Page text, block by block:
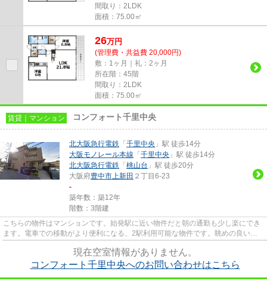
間取り：2LDK
面積：75.00㎡
26万円
(管理費・共益費 20,000円)
敷：1ヶ月｜礼：2ヶ月
所在階：45階
間取り：2LDK
面積：75.00㎡
賃貸｜マンション コンフォート千里中央
北大阪急行電鉄 「 千里中央 」駅 徒歩14分
大阪モノレール本線 「 千里中央 」駅 徒歩14分
北大阪急行電鉄 「 桃山台 」駅 徒歩20分
大阪府豊中市上新田 ２丁目6-23
-
築年数：築12年
階数：3階建
こちらの物件はマンションです。始発駅に近い物件だと朝の通勤も少し楽にでき
ます。電車での移動がより便利になる、2駅利用可能な物件です。眺めの良い物
現在空室情報がありません。
コンフォート千里中央へのお問い合わせはこちら